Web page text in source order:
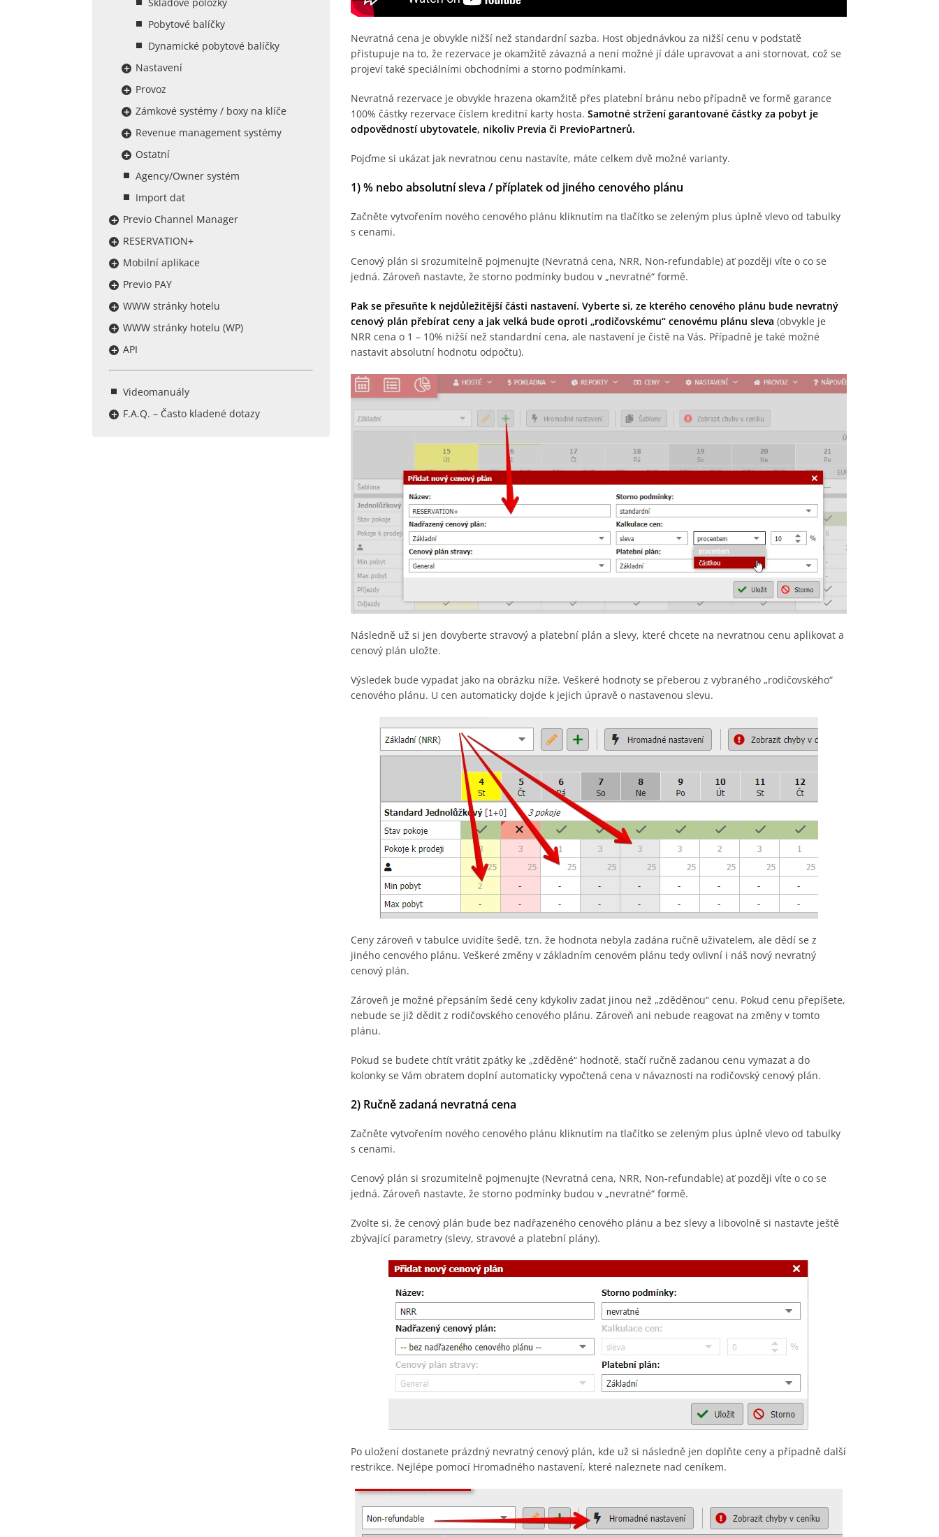
Pobytové balíčky
Dynamické pobytové balíčky
Nastavení
Provoz
Zámkové systémy / boxy na klíče
Revenue management systémy
Ostatní
Agency/Owner systém
Import dat
Previo Channel Manager
RESERVATION+
Mobilní aplikace
Previo PAY
WWW stránky hotelu
WWW stránky hotelu (WP)
API
Videomanuály
F.A.Q. – Často kladené dotazy
Nevratná cena je obvykle nižší než standardní sazba. Host objednávkou za nižší cenu v podstatě
přistupuje na to, že rezervace je okamžitě závazná a není možné jí dále upravovat a ani stornovat, což se
projeví také speciálními obchodními a storno podmínkami.
Nevratná rezervace je obvykle hrazena okamžitě přes platební bránu nebo případně ve formě garance
100% částky rezervace číslem kreditní karty hosta. Samotné stržení garantované částky za pobyt je
odpovědností ubytovatele, nikoliv Previa či PrevioPartnerů.
Pojďme si ukázat jak nevratnou cenu nastavíte, máte celkem dvě možné varianty.
1) % nebo absolutní sleva / příplatek od jiného cenového plánu
Začněte vytvořením nového cenového plánu kliknutím na tlačítko se zeleným plus úplně vlevo od tabulky
s cenami.
Cenový plán si srozumitelně pojmenujte (Nevratná cena, NRR, Non-refundable) ať později víte o co se
jedná. Zároveň nastavte, že storno podmínky budou v „nevratné“ formě.
Pak se přesuňte k nejdůležitější části nastavení. Vyberte si, ze kterého cenového plánu bude nevratný
cenový plán přebírat ceny a jak velká bude oproti „rodičovskému“ cenovému plánu sleva (obvykle je
NRR cena o 1 – 10% nižší než standardní cena, ale nastavení je čistě na Vás. Případně je také možné
nastavit absolutní hodnotu odpočtu).
Následně už si jen dovyberte stravový a platební plán a slevy, které chcete na nevratnou cenu aplikovat a
cenový plán uložte.
Výsledek bude vypadat jako na obrázku níže. Veškeré hodnoty se přeberou z vybraného „rodičovského“
cenového plánu. U cen automaticky dojde k jejich úpravě o nastavenou slevu.
Ceny zároveň v tabulce uvidíte šedě, tzn. že hodnota nebyla zadána ručně uživatelem, ale dědí se z
jiného cenového plánu. Veškeré změny v základním cenovém plánu tedy ovlivní i náš nový nevratný
cenový plán.
Zároveň je možné přepsáním šedé ceny kdykoliv zadat jinou než „zděděnou“ cenu. Pokud cenu přepíšete,
nebude se již dědit z rodičovského cenového plánu. Zároveň ani nebude reagovat na změny v tomto
plánu.
Pokud se budete chtít vrátit zpátky ke „zděděné“ hodnotě, stačí ručně zadanou cenu vymazat a do
kolonky se Vám obratem doplní automaticky vypočtená cena v návaznosti na rodičovský cenový plán.
2) Ručně zadaná nevratná cena
Začněte vytvořením nového cenového plánu kliknutím na tlačítko se zeleným plus úplně vlevo od tabulky
s cenami.
Cenový plán si srozumitelně pojmenujte (Nevratná cena, NRR, Non-refundable) ať později víte o co se
jedná. Zároveň nastavte, že storno podmínky budou v „nevratné“ formě.
Zvolte si, že cenový plán bude bez nadřazeného cenového plánu a bez slevy a libovolně si nastavte ještě
zbývající parametry (slevy, stravové a platební plány).
Po uložení dostanete prázdný nevratný cenový plán, kde už si následně jen doplňte ceny a případně další
restrikce. Nejlépe pomocí Hromadného nastavení, které naleznete nad ceníkem.